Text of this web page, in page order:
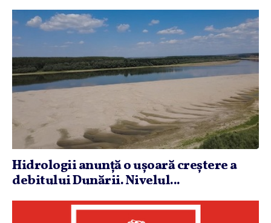
Hidrologii anunţă o uşoară creştere a
debitului Dunării. Nivelul...